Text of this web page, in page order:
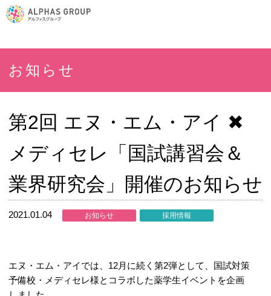
お知らせ
第2回 エヌ・エム・アイ ✖
メディセレ「国試講習会＆
業界研究会」開催のお知らせ
2021.01.04 お知らせ 採用情報
エヌ・エム・アイでは、12月に続く第2弾として、国試対策
予備校・メディセレ様とコラボした薬学生イベントを企画